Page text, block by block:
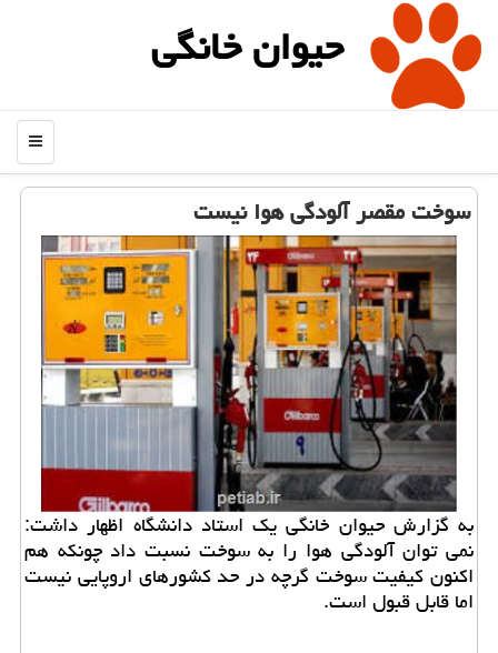
حیوان خانگی
منو
سوخت مقصر آلودگی هوا نیست
به گزارش حیوان خانگی یك استاد دانشگاه اظهار داشت:
نمی توان آلودگی هوا را به سوخت نسبت داد چونكه هم
اكنون كیفیت سوخت گرچه در حد كشورهای اروپایی نیست
اما قابل قبول است.